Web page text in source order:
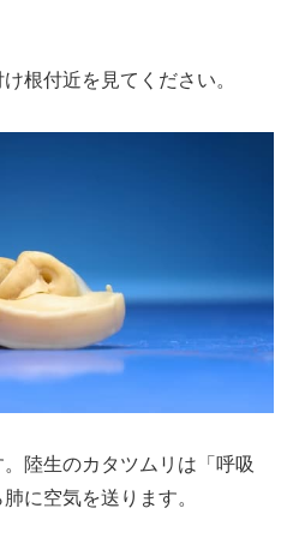
根付近を見てください。
陸生のカタツムリは「呼吸
に空気を送ります。